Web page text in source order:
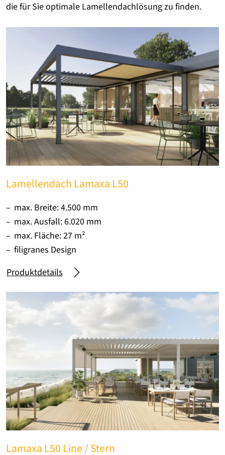
die für Sie optimale Lamellendachlösung zu finden.
Lamellendach Lamaxa L50
max. Breite: 4.500 mm
max. Ausfall: 6.020 mm
max. Fläche: 27 m²
filigranes Design
Produktdetails
Lamaxa L50 Line / Stern